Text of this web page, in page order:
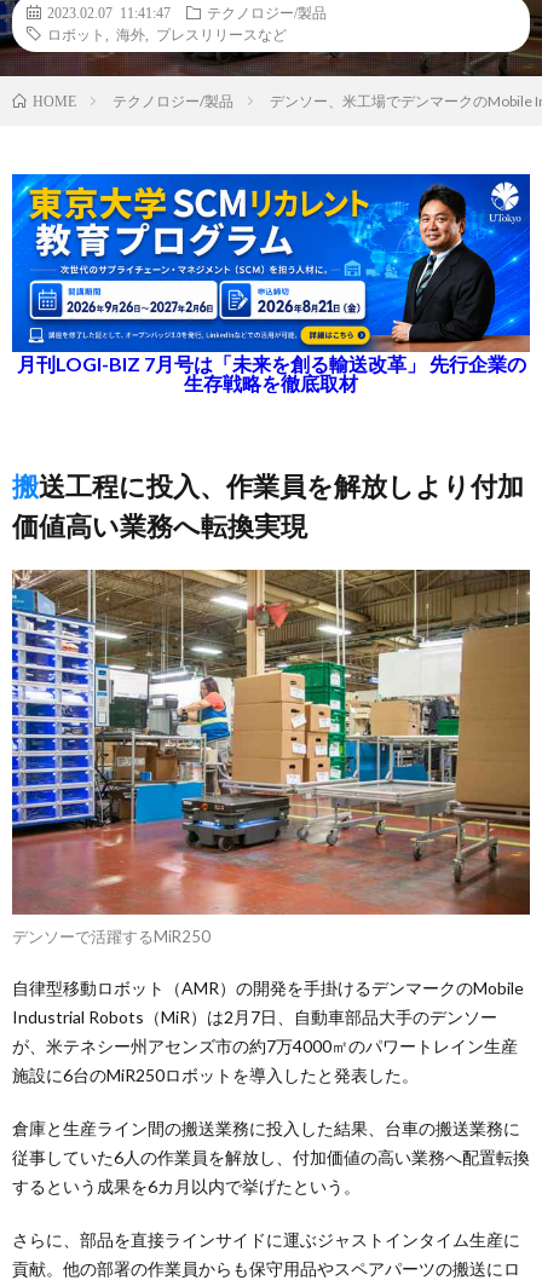
2023.02.07 11:41:47
テクノロジー/製品
ロボット
海外 プレスリリースなど
HOME テクノロジー/製品 デンソー、米工場でデンマークのMobile
月刊LOGI-BIZ 7月号は「未来を創る輸送改革」 先行企業の
生存戦略を徹底取材
搬送工程に投入、作業員を解放しより付加
価値高い業務へ転換実現
デンソーで活躍するMiR250
自律型移動ロボット（AMR）の開発を手掛けるデンマークのMobile
Industrial Robots（MiR）は2月7日、自動車部品大手のデンソー
が、米テネシー州アセンズ市の約7万4000㎡のパワートレイン生産
施設に6台のMiR250ロボットを導入したと発表した。
倉庫と生産ライン間の搬送業務に投入した結果、台車の搬送業務に
従事していた6人の作業員を解放し、付加価値の高い業務へ配置転換
するという成果を6カ月以内で挙げたという。
さらに、部品を直接ラインサイドに運ぶジャストインタイム生産に
貢献。他の部署の作業員からも保守用品やスペアパーツの搬送にロ